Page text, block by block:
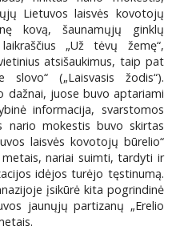
Lietuvos laisvės kovotojų
kovą, šaunamųjų ginklų
„Už tėvų žemę“,
atsišaukimus, taip pat
(„Laisvasis žodis“).
dažnai, juose buvo aptariami
informacija, svarstomos
nario mokestis buvo skirtas
laisvės kovotojų būrelio“
nariai suimti, tardyti ir
idėjos turėjo tęstinumą.
įsikūrė kita pogrindinė
jaunųjų partizanų „Erelio